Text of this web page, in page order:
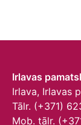
Irlavas
Irlava, Irlavas
Tālr. (+371)
Mob. tālr.